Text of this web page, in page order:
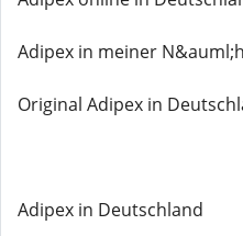
Adipex in meiner
Original Adipex in
Adipex in Deutschland